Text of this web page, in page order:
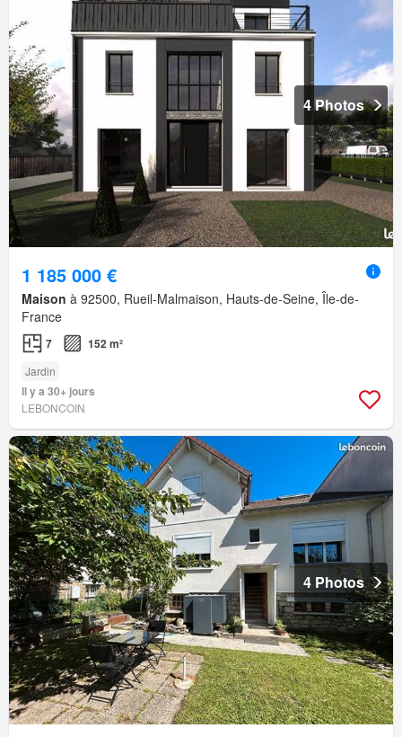
4 Photos
1 185 000 €
Maison à 92500, Rueil-Malmaison, Hauts-de-Seine, Île-de-
France
7 152 m²
Jardin
Il y a 30+ jours
LEBONCOIN
4 Photos